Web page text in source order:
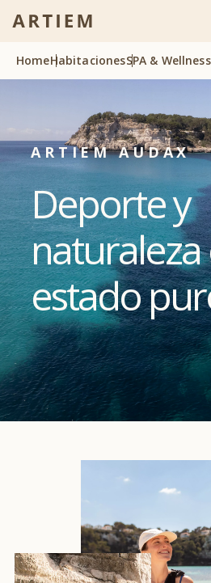
HomeHabitacionesSPA & Wellness
ARTIEM AUDAX
Deporte y
naturaleza
estado